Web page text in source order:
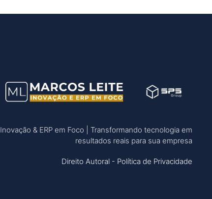
Inovação & ERP em Foco | Transformando tecnologia em
resultados reais para sua empresa
Direito Autoral - Política de Privacidade